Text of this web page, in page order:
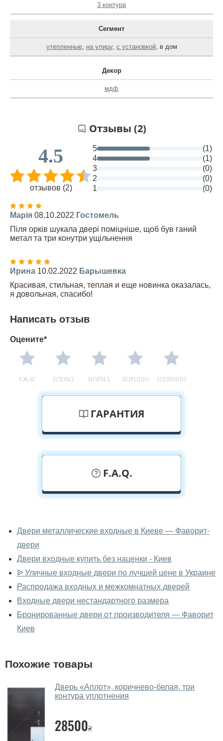
3 контура
Сегмент
утепленные, на улицу, с установкой, в дом
Декор
мдф
Отзывы (2)
4.5
отзывов (2)
5
(1)
4
(1)
3
(0)
2
(0)
1
(0)
Марія 08.10.2022 Гостомель
Піля орків шукала двері поміцніше, щоб був ганий
метал та три конутри ущільнення
Ирина 10.02.2022 Барышевка
Красивая, стильная, теплая и еще новинка оказалась,
я довольная, спасибо!
Написать отзыв
Оцените*
УЖАС ПЛОХО НОРМА ХОРОШО ОТЛИЧНО
ГАРАНТИЯ
F.A.Q.
входные вживую?
Да, можно посмотреть двери входные в нашем
фирменном салоне-магазине.
У вас большой магазин?
Да, у нас большой выбор межкомнатных и входных
Помогаете ли вы выбрать двери
через мессенджеры, онлайн чат или непосредственно
в нашем салоне-магазине.
Какие двери входные посоветуете?
Наши рекомендации зависят от необходимых
параметров, Вашего бюджета и других факторов.
Двери металлические входные в Киеве — Фаворит-
двери
Двери входные купить без наценки - Киев
ᐉ Уличные входные двери по лучшей цене в Украине
Распродажа входных и межкомнатных дверей
Входные двери нестандартного размера
Бронированные двери от производителя — Фаворит
Киев
Похожие товары
Дверь «Аплот», коричнево-белая, три
контура уплотнения
28500₴